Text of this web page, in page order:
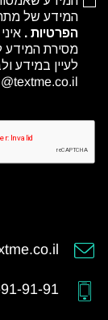
המידע של
הפרטיות .
מסירת המידע
לעיין במידע
91-91